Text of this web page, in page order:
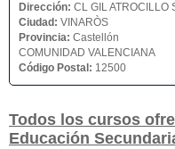
Dirección: CL GIL ATROCILLO
Ciudad: VINARÒS
Provincia: Castellón
COMUNIDAD VALENCIANA
Código Postal: 12500
Todos los cursos
Educación